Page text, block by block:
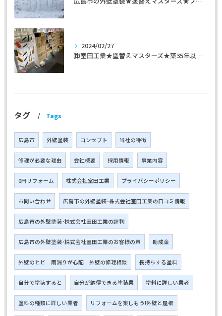
2024/02/27
㈱室田工業★塗替えマスターズ★築35年以上のお宅の施工事例
タグ Tags
広島市 外壁塗装 コンセプト 当社の特徴
修理が必要な理由 会社概要 採用情報 事業内容
0円リフォーム 株式会社室田工業 プライバシーポリシー
お問い合わせ 広島市の外壁塗装･株式会社室田工業の口コミ情報
広島市の外壁塗装･株式会社室田工業の評判
広島市の外壁塗装･株式会社室田工業のお客様の声 助成金
外壁のヒビ 雨漏りが心配 外壁の修理相談 長持ちする塗料
自分で塗装すると 自分が納得できる塗装業 塗料に詳しい業者
塗料の種類に詳しい業者 リフォームを楽しもう!外壁と屋根